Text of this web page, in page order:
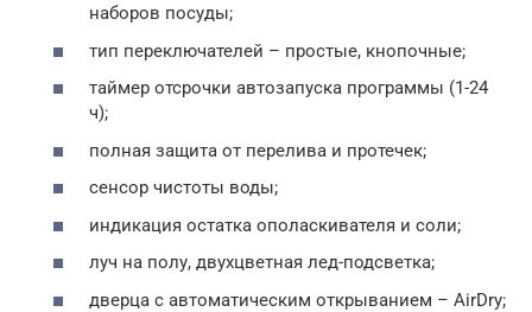
наборов посуды;
тип переключателей – простые, кнопочные;
таймер отсрочки автозапуска программы (1-24
ч);
полная защита от перелива и протечек;
сенсор чистоты воды;
индикация остатка ополаскивателя и соли;
луч на полу, двухцветная лед-подсветка;
дверца с автоматическим открыванием – AirDry;